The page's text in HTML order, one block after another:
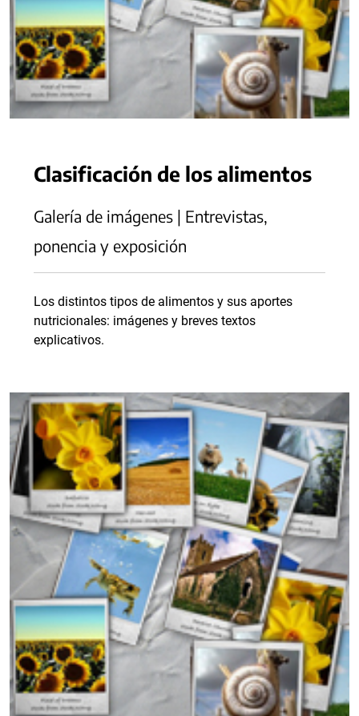
Clasificación de los alimentos
Galería de imágenes | Entrevistas,
ponencia y exposición
Los distintos tipos de alimentos y sus aportes
nutricionales: imágenes y breves textos
explicativos.